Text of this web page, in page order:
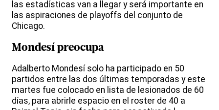
las estadísticas van a llegar y será importante en
las aspiraciones de playoffs del conjunto de
Chicago.
Mondesí preocupa
Adalberto Mondesí solo ha participado en 50
partidos entre las dos últimas temporadas y este
martes fue colocado en lista de lesionados de 60
días, para abrirle espacio en el roster de 40 a